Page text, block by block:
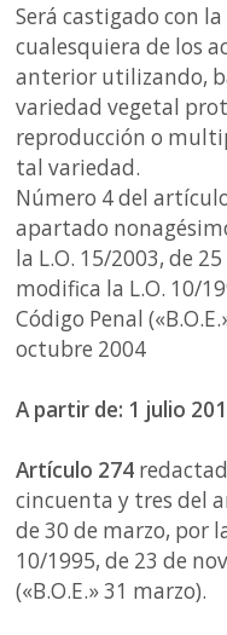
Será castigado con
cualesquiera de los
anterior utilizando,
variedad vegetal
reproducción o
tal variedad.
Número 4 del
apartado
la L.O. 15/2003, de
modifica la L.O. 10/
Código Penal
octubre 2004
A partir de: 1 julio
Artículo 274
cincuenta y tres del
de 30 de marzo, por
10/1995, de 23 de
(«B.O.E.» 31 marzo).